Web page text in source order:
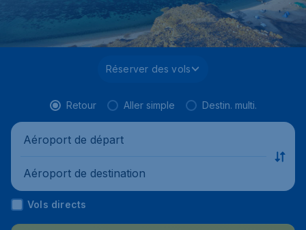
Réserver des vols
Retour Aller simple Destin. multi.
Aéroport de départ
Aéroport de destination
Vols directs